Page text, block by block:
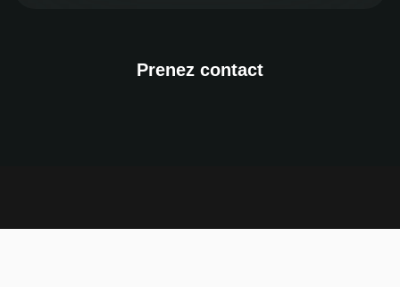
Prenez contact